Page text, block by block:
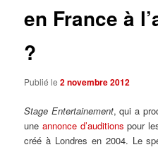
en France à
?
Publié le2 novembre 2012
Stage Entertainement, qui a
une annonce d’auditions pour
créé à Londres en 2004. Le